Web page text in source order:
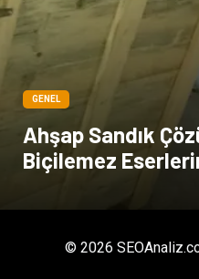
GENEL
Ahşap Sandık
Biçilemez
© 2026